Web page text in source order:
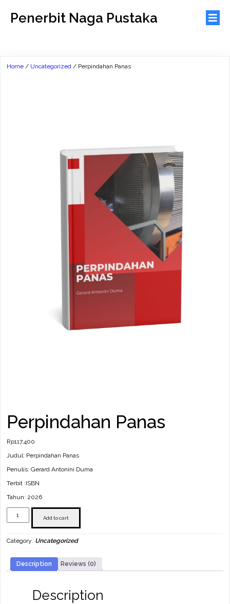
Penerbit Naga Pustaka
Home / Uncategorized / Perpindahan Panas
Perpindahan Panas
Rp117.400
Judul: Perpindahan Panas
Penulis: Gerard Antonini Duma
Terbit :ISBN
Tahun: 2026
Perpindahan
Panas
Add to cart
Category: Uncategorized
Description Reviews (0)
Description